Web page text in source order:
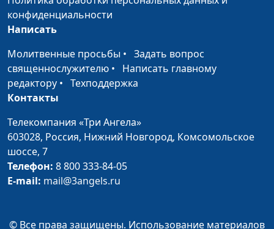
Как я обрёл силу в
Боге
Торской,
священнослужитель
Что помогло мне
стать увереннее в
себе
Анна Богатская, Дарья
Бог - приоритет в
моей жизни
Анна Богатская, Тамара
Как Бог благословил
конфиденциальности
Написать
Молитвенные просьбы • Задать вопрос
священнослужителю • Написать главному
редактору • Техподдержка
Контакты
Телекомпания «Три Ангела»
603028, Россия, Нижний Новгород, Комсомольское
шоссе, 7
Телефон: 8 800 333-84-05
E-mail: mail@3angels.ru
© Все права защищены. Использование материалов